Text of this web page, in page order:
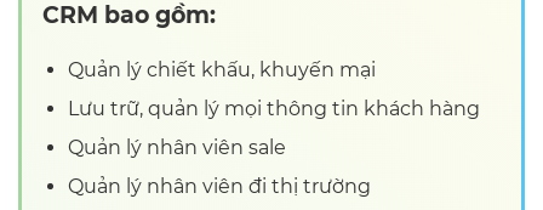
CRM bao gồm:
Quản lý chiết khấu, khuyến mại
Lưu trữ, quản lý mọi thông tin khách hàng
Quản lý nhân viên sale
Quản lý nhân viên đi thị trường